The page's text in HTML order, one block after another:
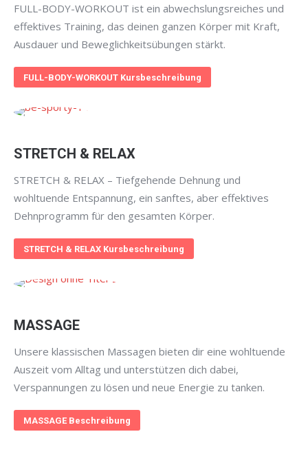
FULL-BODY-WORKOUT ist ein abwechslungsreiches und
effektives Training, das deinen ganzen Körper mit Kraft,
Ausdauer und Beweglichkeitsübungen stärkt.
FULL-BODY-WORKOUT Kursbeschreibung
STRETCH & RELAX
STRETCH & RELAX – Tiefgehende Dehnung und
wohltuende Entspannung, ein sanftes, aber effektives
Dehnprogramm für den gesamten Körper.
STRETCH & RELAX Kursbeschreibung
MASSAGE
Unsere klassischen Massagen bieten dir eine wohltuende
Auszeit vom Alltag und unterstützen dich dabei,
Verspannungen zu lösen und neue Energie zu tanken.
MASSAGE Beschreibung